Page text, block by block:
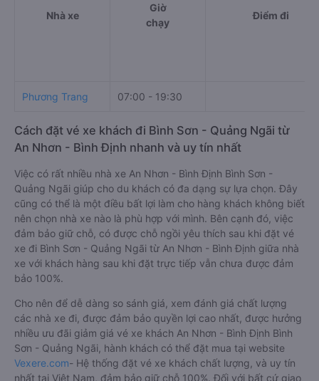
Nhà xe
Giờ
chạy
Điểm đi
Phương Trang 07:00 - 19:30
Cách đặt vé xe khách đi Bình Sơn - Quảng Ngãi từ
An Nhơn - Bình Định nhanh và uy tín nhất
Việc có rất nhiều nhà xe An Nhơn - Bình Định Bình Sơn -
Quảng Ngãi giúp cho du khách có đa dạng sự lựa chọn. Đây
cũng có thể là một điều bất lợi làm cho hàng khách không biết
nên chọn nhà xe nào là phù hợp với mình. Bên cạnh đó, việc
đảm bảo giữ chỗ, có được chỗ ngồi yêu thích sau khi đặt vé
xe đi Bình Sơn - Quảng Ngãi từ An Nhơn - Bình Định giữa nhà
xe với khách hàng sau khi đặt trực tiếp vẫn chưa được đảm
bảo 100%.
Cho nên để dễ dàng so sánh giá, xem đánh giá chất lượng
các nhà xe đi, được đảm bảo quyền lợi cao nhất, được hưởng
nhiều ưu đãi giảm giá vé xe khách An Nhơn - Bình Định Bình
Sơn - Quảng Ngãi, hành khách có thể đặt mua tại website
Vexere.com- Hệ thống đặt vé xe khách chất lượng, và uy tín
nhất tại Việt Nam, đảm bảo giữ chỗ 100%. Đối với bất cứ giao